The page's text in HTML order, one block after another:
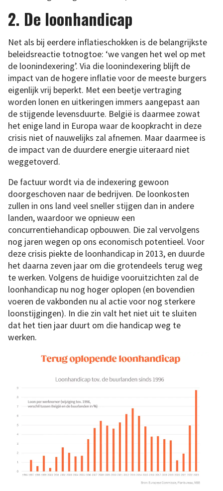
2. De loonhandicap
Net als bij eerdere inflatieschokken is de belangrijkste
beleidsreactie totnogtoe: ‘we vangen het wel op met
de loonindexering’. Via die loonindexering blijft de
impact van de hogere inflatie voor de meeste burgers
eigenlijk vrij beperkt. Met een beetje vertraging
worden lonen en uitkeringen immers aangepast aan
de stijgende levensduurte. België is daarmee zowat
het enige land in Europa waar de koopkracht in deze
crisis niet of nauwelijks zal afnemen. Maar daarmee is
de impact van de duurdere energie uiteraard niet
weggetoverd.
De factuur wordt via de indexering gewoon
doorgeschoven naar de bedrijven. De loonkosten
zullen in ons land veel sneller stijgen dan in andere
landen, waardoor we opnieuw een
concurrentiehandicap opbouwen. Die zal vervolgens
nog jaren wegen op ons economisch potentieel. Voor
deze crisis piekte de loonhandicap in 2013, en duurde
het daarna zeven jaar om die grotendeels terug weg
te werken. Volgens de huidige vooruitzichten zal de
loonhandicap nu nog hoger oplopen (en bovendien
voeren de vakbonden nu al actie voor nog sterkere
loonstijgingen). In die zin valt het niet uit te sluiten
dat het tien jaar duurt om die handicap weg te
werken.